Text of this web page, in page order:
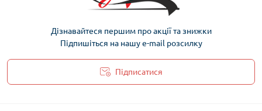
Дізнавайтеся першим про акції та знижки
Підпишіться на нашу e-mail розсилку
Підписатися